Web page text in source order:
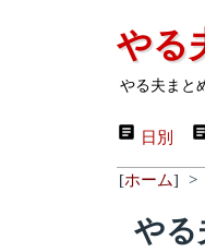
やる
やる夫まと
日別
[ホーム] >
やる